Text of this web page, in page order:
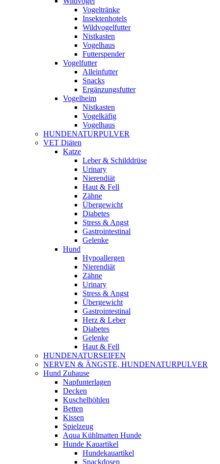
Vogeltränke
Insektenhotels
Wildvogelfutter
Nistkasten
Vogelhaus
Futterspender
Vogelfutter
Alleinfutter
Snacks
Ergänzungsfutter
Vogelheim
Nistkasten
Vogelkäfig
Vogelhaus
HUNDENATURPULVER
VET Diäten
Katze
Leber & Schilddrüse
Urinary
Nierendiät
Haut & Fell
Zähne
Übergewicht
Diabetes
Stress & Angst
Gastrointestinal
Gelenke
Hund
Hypoallergen
Nierendiät
Zähne
Urinary
Stress & Angst
Übergewicht
Gastrointestinal
Herz & Leber
Diabetes
Gelenke
Haut & Fell
HUNDENATURSEIFEN
NERVEN & ÄNGSTE, HUNDENATURPULVER
Hund Zuhause
Napfunterlagen
Decken
Kuschelhöhlen
Betten
Kissen
Spielzeug
Aqua Kühlmatten Hunde
Hunde Kauartikel
Hundekauartikel
Snackdosen